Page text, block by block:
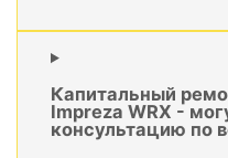
Капитальный
Impreza WRX -
консультацию по